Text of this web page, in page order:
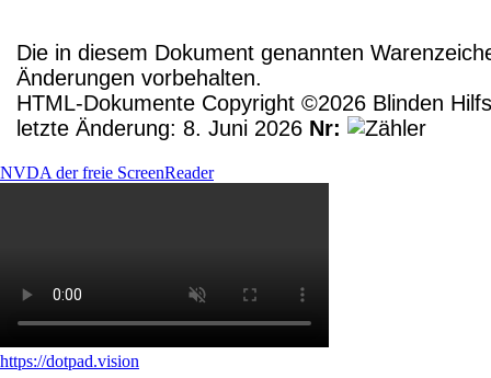
Die in diesem Dokument genannten
Änderungen vorbehalten.
HTML-Dokumente Copyright ©2026 Blinden
letzte Änderung: 8. Juni 2026 Nr:
NVDA der freie ScreenReader
https://dotpad.vision